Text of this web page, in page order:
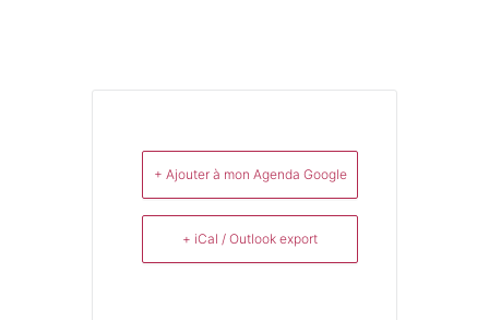
+ Ajouter à mon Agenda Google
+ iCal / Outlook export